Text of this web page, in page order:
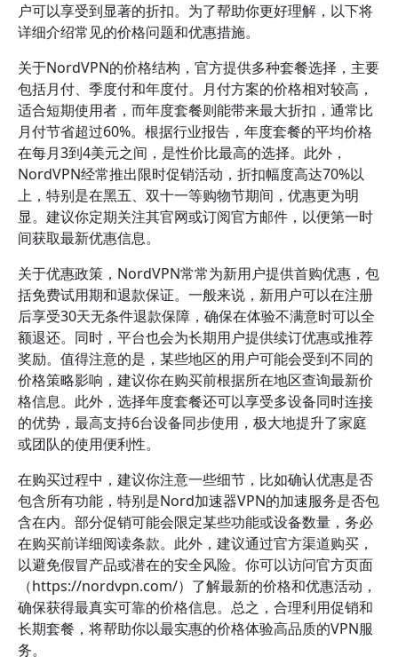
户可以享受到显著的折扣。为了帮助你更好理解，以下将
详细介绍常见的价格问题和优惠措施。
关于NordVPN的价格结构，官方提供多种套餐选择，主要
包括月付、季度付和年度付。月付方案的价格相对较高，
适合短期使用者，而年度套餐则能带来最大折扣，通常比
月付节省超过60%。根据行业报告，年度套餐的平均价格
在每月3到4美元之间，是性价比最高的选择。此外，
NordVPN经常推出限时促销活动，折扣幅度高达70%以
上，特别是在黑五、双十一等购物节期间，优惠更为明
显。建议你定期关注其官网或订阅官方邮件，以便第一时
间获取最新优惠信息。
关于优惠政策，NordVPN常常为新用户提供首购优惠，包
括免费试用期和退款保证。一般来说，新用户可以在注册
后享受30天无条件退款保障，确保在体验不满意时可以全
额退还。同时，平台也会为长期用户提供续订优惠或推荐
奖励。值得注意的是，某些地区的用户可能会受到不同的
价格策略影响，建议你在购买前根据所在地区查询最新价
格信息。此外，选择年度套餐还可以享受多设备同时连接
的优势，最高支持6台设备同步使用，极大地提升了家庭
或团队的使用便利性。
在购买过程中，建议你注意一些细节，比如确认优惠是否
包含所有功能，特别是Nord加速器VPN的加速服务是否包
含在内。部分促销可能会限定某些功能或设备数量，务必
在购买前详细阅读条款。此外，建议通过官方渠道购买，
以避免假冒产品或潜在的安全风险。你可以访问官方页面
（https://nordvpn.com/）了解最新的价格和优惠活动，
确保获得最真实可靠的价格信息。总之，合理利用促销和
长期套餐，将帮助你以最实惠的价格体验高品质的VPN服
务。